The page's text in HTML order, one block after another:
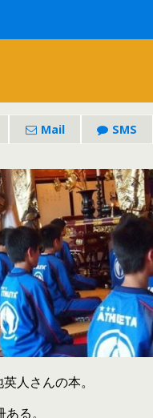
Mail SMS
人さんの本。
る。